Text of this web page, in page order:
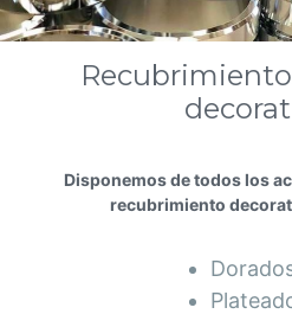
Disponemos de todos los
recubrimiento